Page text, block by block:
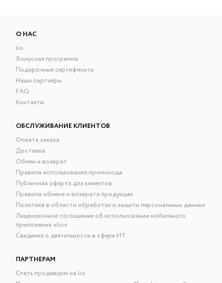
О НАС
lio
Бонусная программа
Подарочные сертификаты
Наши партнёры
FAQ
Контакты
ОБСЛУЖИВАНИЕ КЛИЕНТОВ
Оплата заказа
Доставка
Обмен и возврат
Правила использования промокода
Публичная оферта для клиентов
Правила обмена и возврата продукции
Политика в области обработки и защиты персональных данных
Лицензионное соглашение об использовании мобильного
приложения «lío»
Сведения о деятельности в сфере ИТ
ПАРТНЕРАМ
Стать продавцом на lio